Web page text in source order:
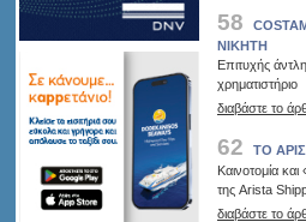
58
ΝΙΚΗΤΗ
Επιτυχής
χρηματιστήριο
διαβάστε το
62
TO
Καινοτομία
της Arista
διαβάστε το